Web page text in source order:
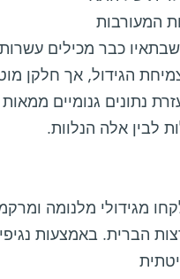
המעורבות
כבר מכילים
הגידול, אך חלקן
נתונים גנומיים
לבין אלה הנלוות.
מגידולי מלנומה
הברית. באמצעות